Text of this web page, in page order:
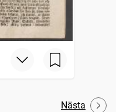
Nästa